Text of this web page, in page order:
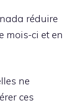
réduire
mois-ci et en
ne
ces